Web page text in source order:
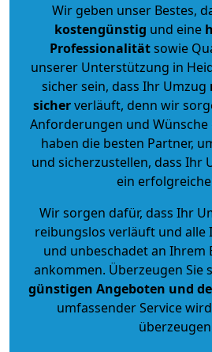
Wir geben unser Bestes,
kostengünstig und eine
Professionalitätsowie
unserer Unterstützung in
sicher sein, dass Ihr Umzug
sicherverläuft, denn wir
Anforderungen und
haben die besten Partner,
und sicherzustellen, dass Ihr
ein
Wir sorgen dafür, dass Ihr
reibungslos verläuft und alle
und unbeschadet an
ankommen. Überzeugen Sie
günstigen Angeboten und
umfassender Service